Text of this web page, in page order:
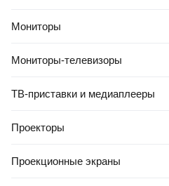
Мониторы
Мониторы-телевизоры
ТВ-приставки и медиаплееры
Проекторы
Проекционные экраны